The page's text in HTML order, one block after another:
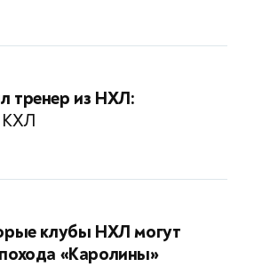
тренер из НХЛ:
КХЛ
клубы НХЛ могут
«Каролины»